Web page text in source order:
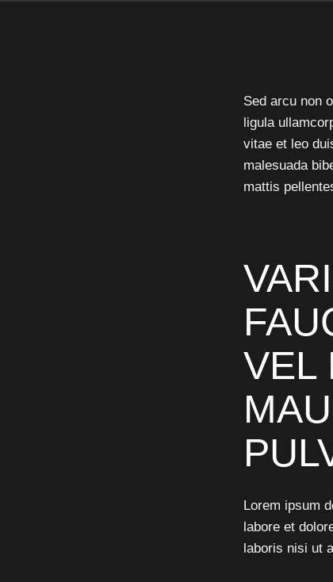
Sed arcu non
ligula
vitae et leo
malesuada
mattis
VEL
Lorem ipsum
labore et
laboris nisi ut